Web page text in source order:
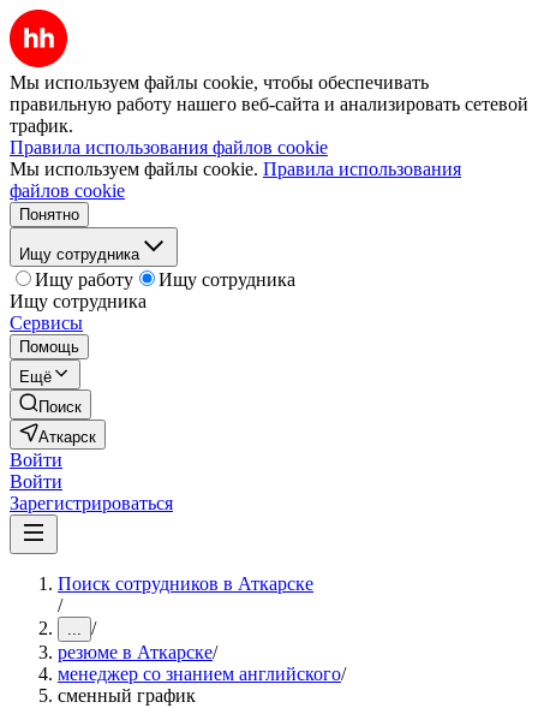
Мы используем файлы cookie, чтобы обеспечивать
правильную работу нашего веб-сайта и анализировать сетевой
трафик.
Правила использования файлов cookie
Мы используем файлы cookie. Правила использования
файлов cookie
Понятно
Ищу сотрудника
Ищу работу
Ищу сотрудника
Ищу сотрудника
Сервисы
Помощь
Ещё
Поиск
Аткарск
Войти
Войти
Зарегистрироваться
Поиск сотрудников в Аткарске
/
... /
резюме в Аткарске/
менеджер со знанием английского/
сменный график